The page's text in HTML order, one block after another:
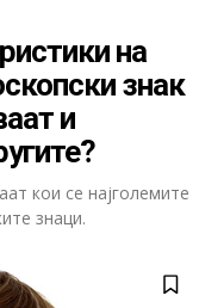
на
знак
и
кои се најголемите
знаци.